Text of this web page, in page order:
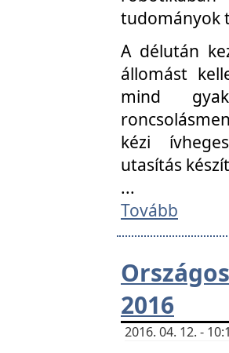
tudományok
A délután
állomást
mind
kézi
utasítás
...
Tovább
2016
2016. 04. 12. -